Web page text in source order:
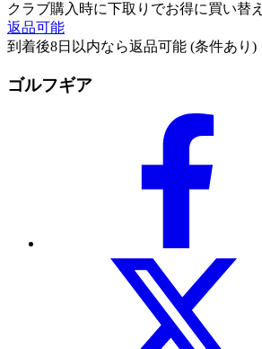
クラブ購入時に下取りでお得に買い替え
返品可能
到着後8日以内なら返品可能 (条件あり)
ゴルフギア